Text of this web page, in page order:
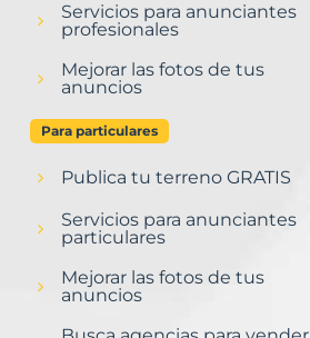
Servicios para anunciantes
profesionales
Mejorar las fotos de tus
anuncios
Para particulares
Publica tu terreno GRATIS
Servicios para anunciantes
particulares
Mejorar las fotos de tus
anuncios